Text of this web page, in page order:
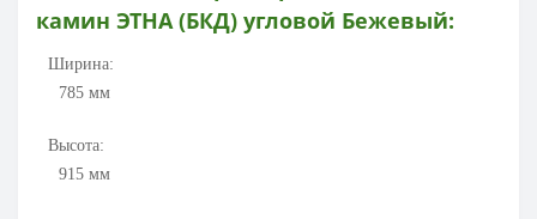
камин ЭТНА (БКД) угловой Бежевый:
Ширина:
785 мм
Высота:
915 мм